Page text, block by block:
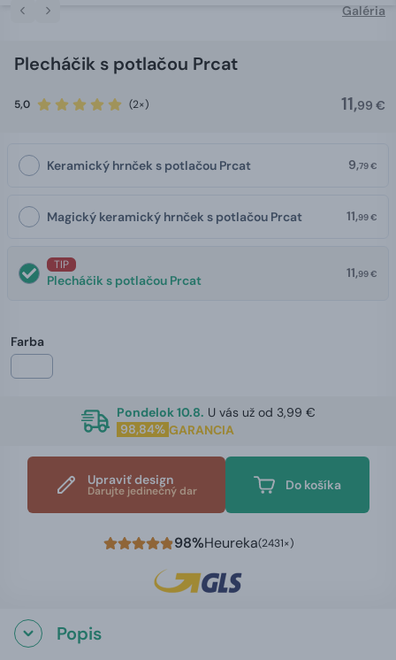
Galéria
Plecháčik s potlačou Prcat
5,0 (2×) 11,99 €
Keramický hrnček s potlačou Prcat 9,79 €
Magický keramický hrnček s potlačou Prcat 11,99 €
TIP
Plecháčik s potlačou Prcat 11,99 €
Farba
Pondelok 10.8. U vás už od 3,99 €
98,84% GARANCIA
Upraviť design
Darujte jedinečný dar Do košíka
98%Heureka(2431×)
Popis